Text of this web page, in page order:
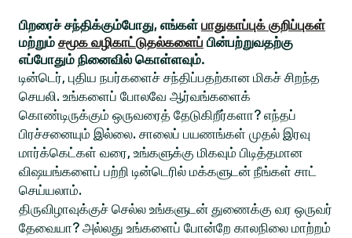
பிறரைச் சந்திக்கும்போது, எங்கள் பாதுகாப்புக் குறிப்புகள்
மற்றும் சமூக வழிகாட்டுதல்களைப் பின்பற்றுவதற்கு
எப்போதும் நினைவில் கொள்ளவும்.
டின்டெர், புதிய நபர்களைச் சந்திப்பதற்கான மிகச் சிறந்த
செயலி. உங்களைப் போலவே ஆர்வங்களைக்
கொண்டிருக்கும் ஒருவரைத் தேடுகிறீர்களா? எந்தப்
பிரச்சனையும் இல்லை. சாலைப் பயணங்கள் முதல் இரவு
மார்க்கெட்கள் வரை, உங்களுக்கு மிகவும் பிடித்தமான
விஷயங்களைப் பற்றி டின்டெரில் மக்களுடன் நீங்கள் சாட்
செய்யலாம்.
திருவிழாவுக்குச் செல்ல உங்களுடன் துணைக்கு வர ஒருவர்
தேவையா? அல்லது உங்களைப் போன்றே காலநிலை மாற்றம்